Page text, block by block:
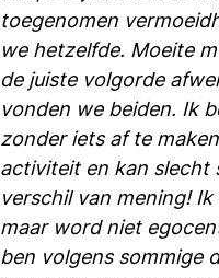
toegenomen
we hetzelfde. Moeite
de juiste volgorde
vonden we beiden. Ik
zonder iets af te
activiteit en kan slecht
verschil van mening!
maar word niet
ben volgens sommige